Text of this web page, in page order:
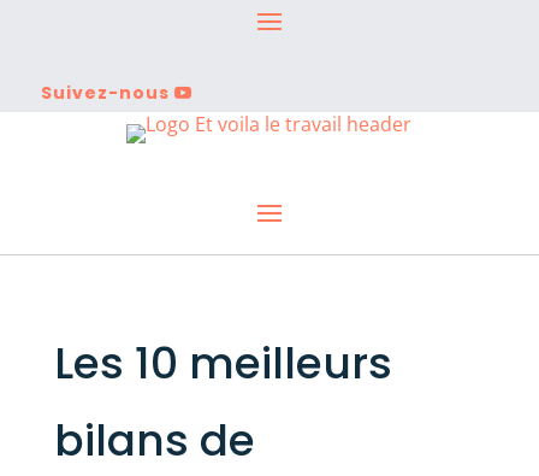
Suivez-nous
Les 10 meilleurs
bilans de